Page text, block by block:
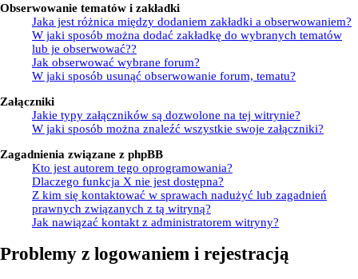
Obserwowanie tematów i zakładki
Jaka jest różnica między dodaniem zakładki a obserwowaniem?
W jaki sposób można dodać zakładkę do wybranych tematów
lub je obserwować??
Jak obserwować wybrane forum?
W jaki sposób usunąć obserwowanie forum, tematu?
Załączniki
Jakie typy załączników są dozwolone na tej witrynie?
W jaki sposób można znaleźć wszystkie swoje załączniki?
Zagadnienia związane z phpBB
Kto jest autorem tego oprogramowania?
Dlaczego funkcja X nie jest dostępna?
Z kim się kontaktować w sprawach nadużyć lub zagadnień
prawnych związanych z tą witryną?
Jak nawiązać kontakt z administratorem witryny?
Problemy z logowaniem i rejestracją